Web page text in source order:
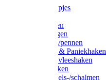
Simplexknipjes
Sleutelringen
Gelaste ringen
Borgveren-/pennen
Musketons & Paniekhaken
S-haken & vleeshaken
Karabijnhaken
Noodschakels-/schalmen